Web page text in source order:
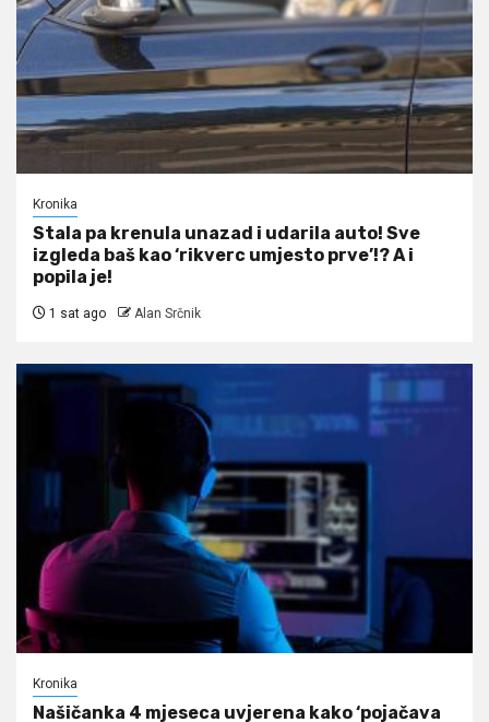
Kronika
Stala pa krenula unazad i udarila auto! Sve
izgleda baš kao ‘rikverc umjesto prve’!? A i
popila je!
1 sat ago Alan Srčnik
Kronika
Našičanka 4 mjeseca uvjerena kako ‘pojačava